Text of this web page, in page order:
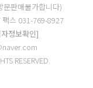
문판매불가합니다)
팩스 031-769-8927
정보확인]
RESERVED.